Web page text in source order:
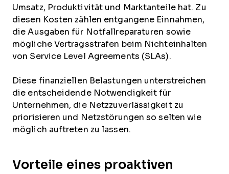
Umsatz, Produktivität und Marktanteile hat. Zu
diesen Kosten zählen entgangene Einnahmen,
die Ausgaben für Notfallreparaturen sowie
mögliche Vertragsstrafen beim Nichteinhalten
von Service Level Agreements (SLAs).
Diese finanziellen Belastungen unterstreichen
die entscheidende Notwendigkeit für
Unternehmen, die Netzzuverlässigkeit zu
priorisieren und Netzstörungen so selten wie
möglich auftreten zu lassen.
Vorteile eines proaktiven